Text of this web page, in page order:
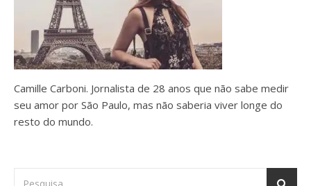
Camille Carboni. Jornalista de 28 anos que não sabe medir
seu amor por São Paulo, mas não saberia viver longe do
resto do mundo.